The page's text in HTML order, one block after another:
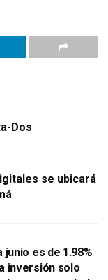
Dos
se ubicará
es de 1.98%
inversión solo